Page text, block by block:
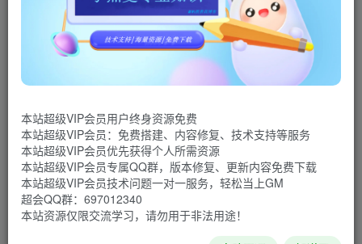
验。如果您喜欢该游戏内容，请支持正版 →→→正版购买
游戏介绍
《上古之魂》为玩家带来侧重Boss战的快节奏、高难度
旷世浩劫。现在，手握黑曜石大剑的孤胆战士成了人类最后
的希望。
游戏视频
本站超级VIP会员用户终身资源免费
本站超级VIP会员：免费搭建、内容修复、技术支持等服务
本站超级VIP会员优先获得个人所需资源
本站超级VIP会员专属QQ群，版本修复、更新内容免费下载
本站超级VIP会员技术问题一对一服务，轻松当上GM
超会QQ群：697012340
本站资源仅限交流学习，请勿用于非法用途！